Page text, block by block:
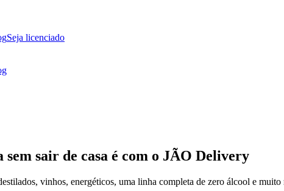
Seja licenciado
sem sair de casa é com o JÃO Delivery
vinhos, energéticos, uma linha completa de zero álcool e